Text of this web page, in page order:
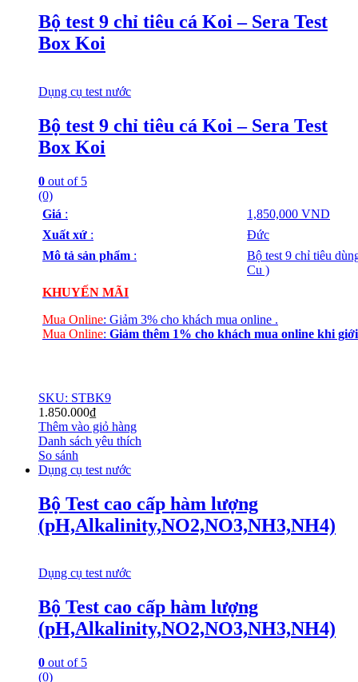
Bộ test 9 chỉ tiêu cá Koi – Sera Test
Box Koi
Dụng cụ test nước
Bộ test 9 chỉ tiêu cá Koi – Sera Test
Box Koi
0 out of 5
(0)
Giá :
1,850,000 VND
Xuất xứ :
Đức
Mô tả sản phẩm :
Bộ test 9 chỉ tiêu
Cu )
KHUYẾN MÃI
Mua Online: Giảm 3% cho khách mua online .
Mua Online: Giảm thêm 1% cho khách mua online khi
SKU: STBK9
1.850.000₫
Thêm vào giỏ hàng
Danh sách yêu thích
So sánh
Dụng cụ test nước
Bộ Test cao cấp hàm lượng
(pH,Alkalinity,NO2,NO3,NH3,NH4)
Dụng cụ test nước
Bộ Test cao cấp hàm lượng
(pH,Alkalinity,NO2,NO3,NH3,NH4)
0 out of 5
(0)